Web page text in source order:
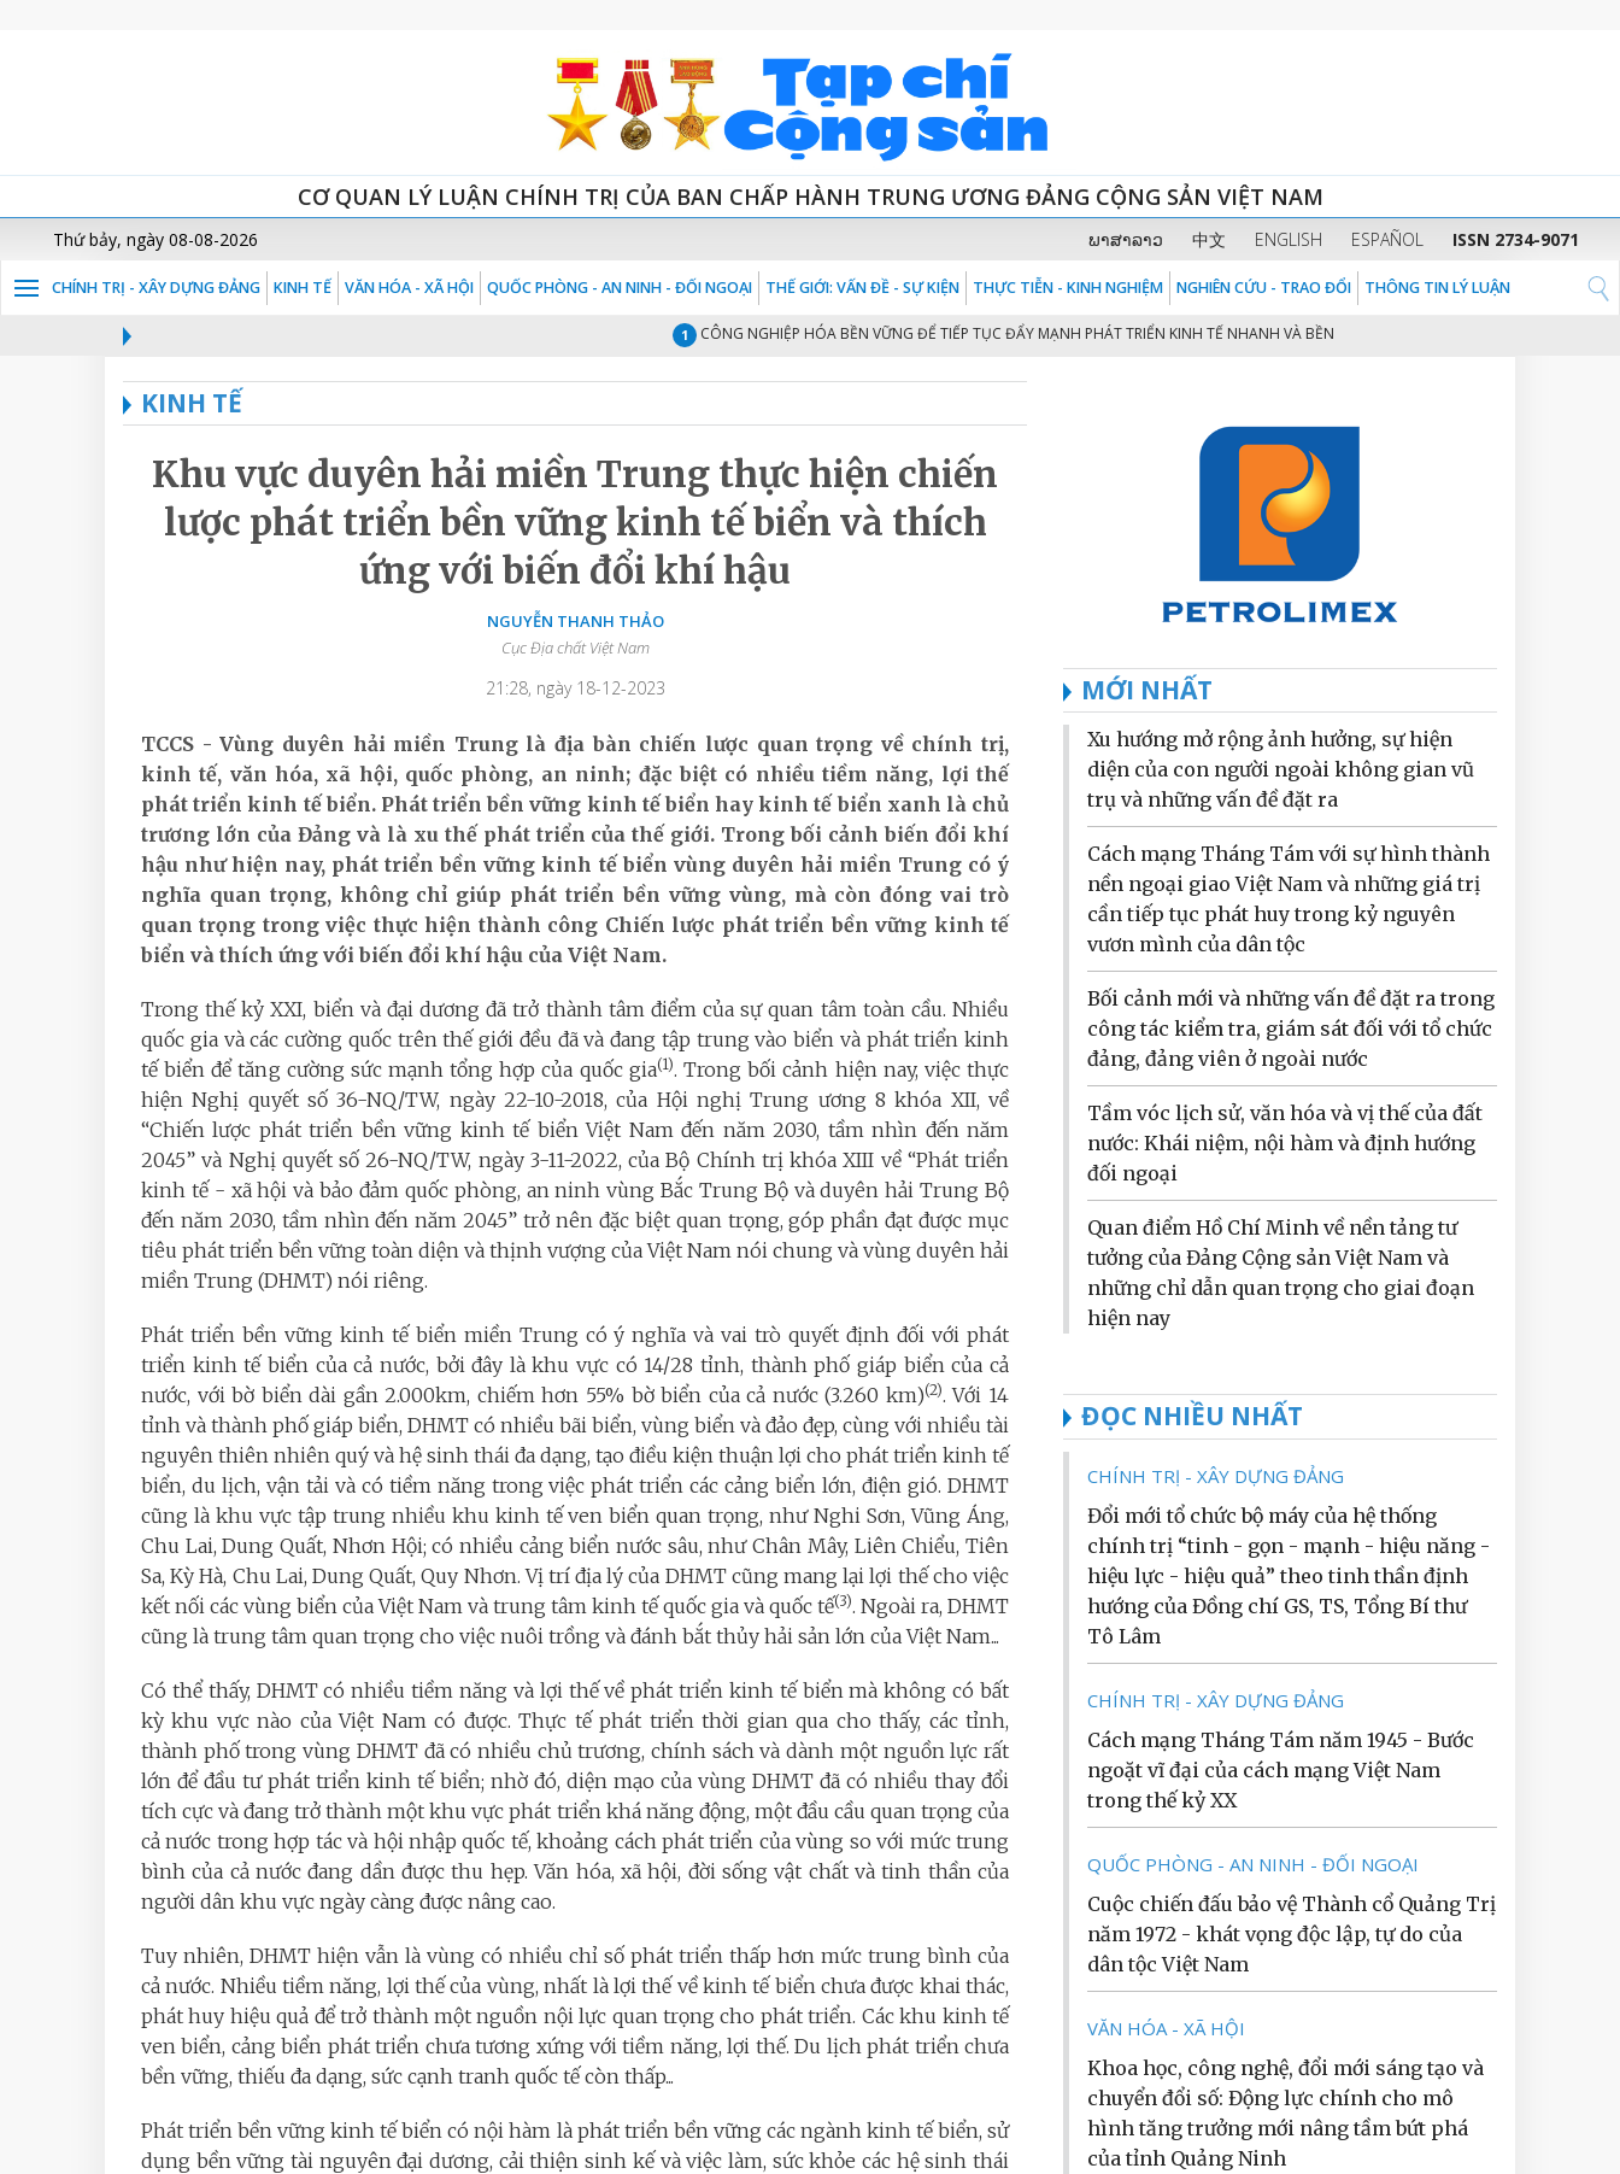
CƠ QUAN LÝ LUẬN CHÍNH TRỊ CỦA BAN CHẤP HÀNH TRUNG ƯƠNG ĐẢNG CỘNG SẢN VIỆT NAM
Thứ bảy, ngày 08-08-2026 ພາສາລາວ 中文 ENGLISH ESPAÑOL ISSN 2734-9071
CHÍNH TRỊ - XÂY DỰNG ĐẢNG KINH TẾ VĂN HÓA - XÃ HỘI QUỐC PHÒNG - AN NINH - ĐỐI NGOẠI THẾ GIỚI: VẤN ĐỀ - SỰ KIỆN THỰC TIỄN - KINH NGHIỆM NGHIÊN CỨU - TRAO ĐỔI THÔNG TIN LÝ LUẬN
CÔNG NGHIỆP HÓA BỀN VỮNG ĐỂ TIẾP TỤC ĐẨY MẠNH PHÁT TRIỂN KINH TẾ NHANH VÀ BỀN VỮNG Ở VIỆT NAM
KINH TẾ
Khu vực duyên hải miền Trung thực hiện chiến
lược phát triển bền vững kinh tế biển và thích
ứng với biến đổi khí hậu
NGUYỄN THANH THẢO
Cục Địa chất Việt Nam
21:28, ngày 18-12-2023
TCCS - Vùng duyên hải miền Trung là địa bàn chiến lược quan trọng về chính trị,
kinh tế, văn hóa, xã hội, quốc phòng, an ninh; đặc biệt có nhiều tiềm năng, lợi thế
phát triển kinh tế biển. Phát triển bền vững kinh tế biển hay kinh tế biển xanh là chủ
trương lớn của Đảng và là xu thế phát triển của thế giới. Trong bối cảnh biến đổi khí
hậu như hiện nay, phát triển bền vững kinh tế biển vùng duyên hải miền Trung có ý
nghĩa quan trọng, không chỉ giúp phát triển bền vững vùng, mà còn đóng vai trò
quan trọng trong việc thực hiện thành công Chiến lược phát triển bền vững kinh tế
biển và thích ứng với biến đổi khí hậu của Việt Nam.
Trong thế kỷ XXI, biển và đại dương đã trở thành tâm điểm của sự quan tâm toàn cầu. Nhiều
quốc gia và các cường quốc trên thế giới đều đã và đang tập trung vào biển và phát triển kinh
tế biển để tăng cường sức mạnh tổng hợp của quốc gia(1). Trong bối cảnh hiện nay, việc thực
hiện Nghị quyết số 36-NQ/TW, ngày 22-10-2018, của Hội nghị Trung ương 8 khóa XII, về
“Chiến lược phát triển bền vững kinh tế biển Việt Nam đến năm 2030, tầm nhìn đến năm
2045” và Nghị quyết số 26-NQ/TW, ngày 3-11-2022, của Bộ Chính trị khóa XIII về “Phát triển
kinh tế - xã hội và bảo đảm quốc phòng, an ninh vùng Bắc Trung Bộ và duyên hải Trung Bộ
đến năm 2030, tầm nhìn đến năm 2045” trở nên đặc biệt quan trọng, góp phần đạt được mục
tiêu phát triển bền vững toàn diện và thịnh vượng của Việt Nam nói chung và vùng duyên hải
miền Trung (DHMT) nói riêng.
Phát triển bền vững kinh tế biển miền Trung có ý nghĩa và vai trò quyết định đối với phát
triển kinh tế biển của cả nước, bởi đây là khu vực có 14/28 tỉnh, thành phố giáp biển của cả
nước, với bờ biển dài gần 2.000km, chiếm hơn 55% bờ biển của cả nước (3.260 km)(2). Với 14
tỉnh và thành phố giáp biển, DHMT có nhiều bãi biển, vùng biển và đảo đẹp, cùng với nhiều tài
nguyên thiên nhiên quý và hệ sinh thái đa dạng, tạo điều kiện thuận lợi cho phát triển kinh tế
biển, du lịch, vận tải và có tiềm năng trong việc phát triển các cảng biển lớn, điện gió. DHMT
cũng là khu vực tập trung nhiều khu kinh tế ven biển quan trọng, như Nghi Sơn, Vũng Áng,
Chu Lai, Dung Quất, Nhơn Hội; có nhiều cảng biển nước sâu, như Chân Mây, Liên Chiểu, Tiên
Sa, Kỳ Hà, Chu Lai, Dung Quất, Quy Nhơn. Vị trí địa lý của DHMT cũng mang lại lợi thế cho việc
kết nối các vùng biển của Việt Nam và trung tâm kinh tế quốc gia và quốc tế(3). Ngoài ra, DHMT
cũng là trung tâm quan trọng cho việc nuôi trồng và đánh bắt thủy hải sản lớn của Việt Nam...
Có thể thấy, DHMT có nhiều tiềm năng và lợi thế về phát triển kinh tế biển mà không có bất
kỳ khu vực nào của Việt Nam có được. Thực tế phát triển thời gian qua cho thấy, các tỉnh,
thành phố trong vùng DHMT đã có nhiều chủ trương, chính sách và dành một nguồn lực rất
lớn để đầu tư phát triển kinh tế biển; nhờ đó, diện mạo của vùng DHMT đã có nhiều thay đổi
tích cực và đang trở thành một khu vực phát triển khá năng động, một đầu cầu quan trọng của
cả nước trong hợp tác và hội nhập quốc tế, khoảng cách phát triển của vùng so với mức trung
bình của cả nước đang dần được thu hẹp. Văn hóa, xã hội, đời sống vật chất và tinh thần của
người dân khu vực ngày càng được nâng cao.
Tuy nhiên, DHMT hiện vẫn là vùng có nhiều chỉ số phát triển thấp hơn mức trung bình của
cả nước. Nhiều tiềm năng, lợi thế của vùng, nhất là lợi thế về kinh tế biển chưa được khai thác,
phát huy hiệu quả để trở thành một nguồn nội lực quan trọng cho phát triển. Các khu kinh tế
ven biển, cảng biển phát triển chưa tương xứng với tiềm năng, lợi thế. Du lịch phát triển chưa
bền vững, thiếu đa dạng, sức cạnh tranh quốc tế còn thấp...
Phát triển bền vững kinh tế biển có nội hàm là phát triển bền vững các ngành kinh tế biển, sử
dụng bền vững tài nguyên đại dương, cải thiện sinh kế và việc làm, sức khỏe các hệ sinh thái
MỚI NHẤT
Xu hướng mở rộng ảnh hưởng, sự hiện
diện của con người ngoài không gian vũ
trụ và những vấn đề đặt ra
Cách mạng Tháng Tám với sự hình thành
nền ngoại giao Việt Nam và những giá trị
cần tiếp tục phát huy trong kỷ nguyên
vươn mình của dân tộc
Bối cảnh mới và những vấn đề đặt ra trong
công tác kiểm tra, giám sát đối với tổ chức
đảng, đảng viên ở ngoài nước
Tầm vóc lịch sử, văn hóa và vị thế của đất
nước: Khái niệm, nội hàm và định hướng
đối ngoại
Quan điểm Hồ Chí Minh về nền tảng tư
tưởng của Đảng Cộng sản Việt Nam và
những chỉ dẫn quan trọng cho giai đoạn
hiện nay
ĐỌC NHIỀU NHẤT
CHÍNH TRỊ - XÂY DỰNG ĐẢNG
Đổi mới tổ chức bộ máy của hệ thống
chính trị “tinh - gọn - mạnh - hiệu năng -
hiệu lực - hiệu quả” theo tinh thần định
hướng của Đồng chí GS, TS, Tổng Bí thư
Tô Lâm
CHÍNH TRỊ - XÂY DỰNG ĐẢNG
Cách mạng Tháng Tám năm 1945 - Bước
ngoặt vĩ đại của cách mạng Việt Nam
trong thế kỷ XX
QUỐC PHÒNG - AN NINH - ĐỐI NGOẠI
Cuộc chiến đấu bảo vệ Thành cổ Quảng Trị
năm 1972 - khát vọng độc lập, tự do của
dân tộc Việt Nam
VĂN HÓA - XÃ HỘI
Khoa học, công nghệ, đổi mới sáng tạo và
chuyển đổi số: Động lực chính cho mô
hình tăng trưởng mới nâng tầm bứt phá
của tỉnh Quảng Ninh